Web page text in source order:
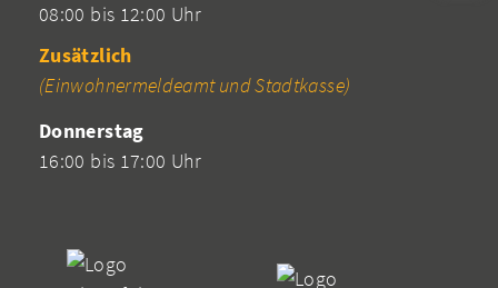
08:00 bis 12:00 Uhr
Zusätzlich
(Einwohnermeldeamt und Stadtkasse)
Donnerstag
16:00 bis 17:00 Uhr